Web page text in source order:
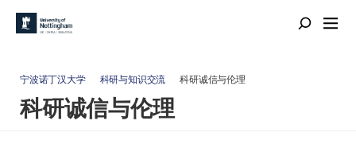
宁波诺丁汉大学 科研与知识交流 科研诚信与伦理
科研诚信与伦理